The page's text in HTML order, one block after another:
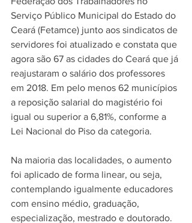
Serviço Público Municipal do Estado do
Ceará (Fetamce) junto aos sindicatos de
servidores foi atualizado e constata que
agora são 67 as cidades do Ceará que já
reajustaram o salário dos professores
em 2018. Em pelo menos 62 municípios
a reposição salarial do magistério foi
igual ou superior a 6,81%, conforme a
Lei Nacional do Piso da categoria.
Na maioria das localidades, o aumento
foi aplicado de forma linear, ou seja,
contemplando igualmente educadores
com ensino médio, graduação,
especialização, mestrado e doutorado.